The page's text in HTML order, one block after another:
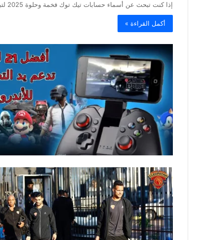
إذا كنت تبحث عن أسماء حسابات تيك توك فخمة وحلوة 2025 لتبرز على منصة تيك توك، فقد وصلت إلى المكان…
أكمل القراءة »